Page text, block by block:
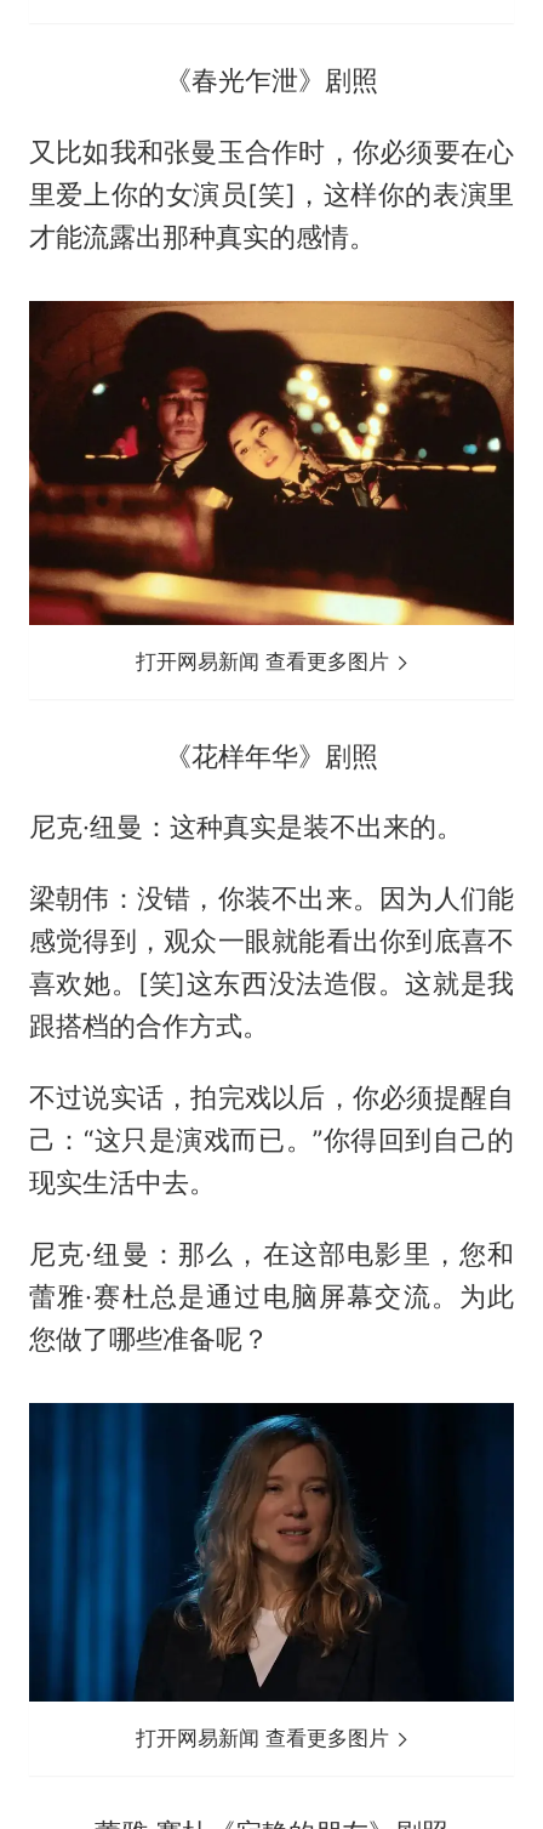
《春光乍泄》剧照
又比如我和张曼玉合作时，你必须要在心
里爱上你的女演员[笑]，这样你的表演里
才能流露出那种真实的感情。
打开网易新闻 查看更多图片
《花样年华》剧照
尼克·纽曼：这种真实是装不出来的。
梁朝伟：没错，你装不出来。因为人们能
感觉得到，观众一眼就能看出你到底喜不
喜欢她。[笑]这东西没法造假。这就是我
跟搭档的合作方式。
不过说实话，拍完戏以后，你必须提醒自
己：“这只是演戏而已。”你得回到自己的
现实生活中去。
尼克·纽曼：那么，在这部电影里，您和
蕾雅·赛杜总是通过电脑屏幕交流。为此
您做了哪些准备呢？
打开网易新闻 查看更多图片